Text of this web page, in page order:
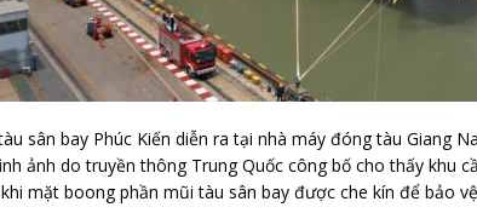
sân bay Phúc Kiến diễn ra tại nhà máy đóng tàu Giang
ảnh do truyền thông Trung Quốc công bố cho thấy khu
mặt boong phần mũi tàu sân bay được che kín để bảo